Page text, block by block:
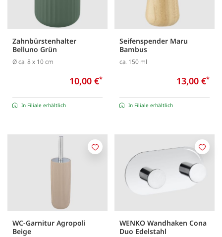
Zahnbürstenhalter
Belluno Grün
Ø ca. 8 x 10 cm
10,00 €*
In Filiale erhältlich
Seifenspender Maru
Bambus
ca. 150 ml
13,00 €*
In Filiale erhältlich
WC-Garnitur Agropoli
Beige
Merken
WENKO Wandhaken Cona
Duo Edelstahl